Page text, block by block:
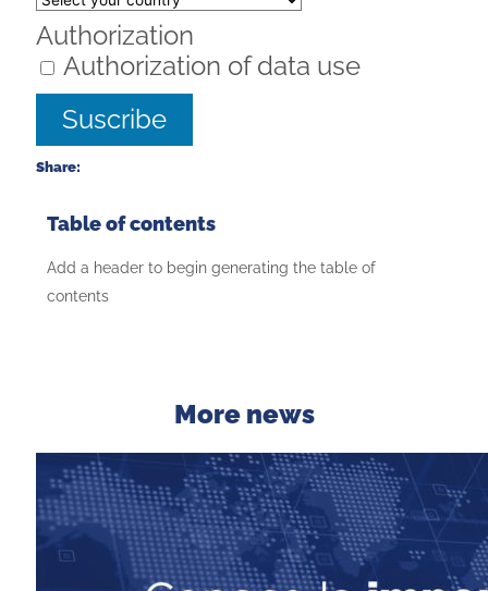
Authorization
Authorization of data use
Suscribe
Share:
Table of contents
Add a header to begin generating the table of
contents
More news